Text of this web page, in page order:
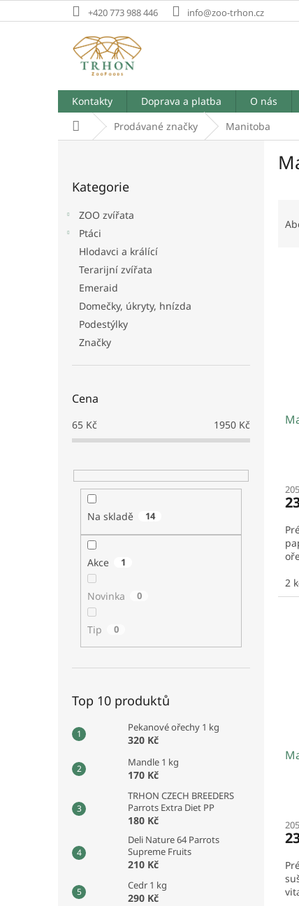
na
+420 773 988 446 info@zoo-trhon.cz
Kontakty Doprava a platba O nás
Domů Prodávané značky Manitoba
kategorie
Kategorie
ZOO zvířata
Ptáci
Hlodavci a králící
Terarijní zvířata
Emeraid
Domečky, úkryty, hnízda
Podestýlky
Značky
Cena
65 Kč 1950 Kč
Na skladě 14
Akce 1
Novinka 0
Tip 0
Top 10 produktů
Pekanové ořechy 1 kg
320 Kč
Mandle 1 kg
170 Kč
TRHON CZECH BREEDERS
Parrots Extra Diet PP
180 Kč
Deli Nature 64 Parrots
Supreme Fruits
210 Kč
Cedr 1 kg
290 Kč
2